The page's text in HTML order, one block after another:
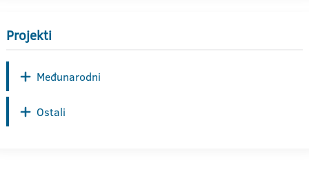
Projekti
Međunarodni
Ostali